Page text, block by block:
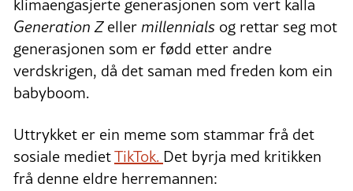
klimaengasjerte generasjonen som vert kalla
Generation Zellermillennials og rettar seg mot
generasjonen som er fødd etter andre
verdskrigen, då det saman med freden kom ein
babyboom.
Uttrykket er ein meme som stammar frå det
sosiale medietTikTok. Det byrja med kritikken
frå denne eldre herremannen: